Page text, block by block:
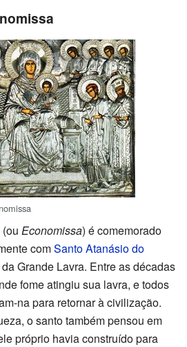
(ou Economissa) é comemorado
comSanto Atanásio do
Grande Lavra. Entre as décadas
fome atingiu sua lavra, e todos
na para retornar à civilização.
o santo também pensou em
próprio havia construído para